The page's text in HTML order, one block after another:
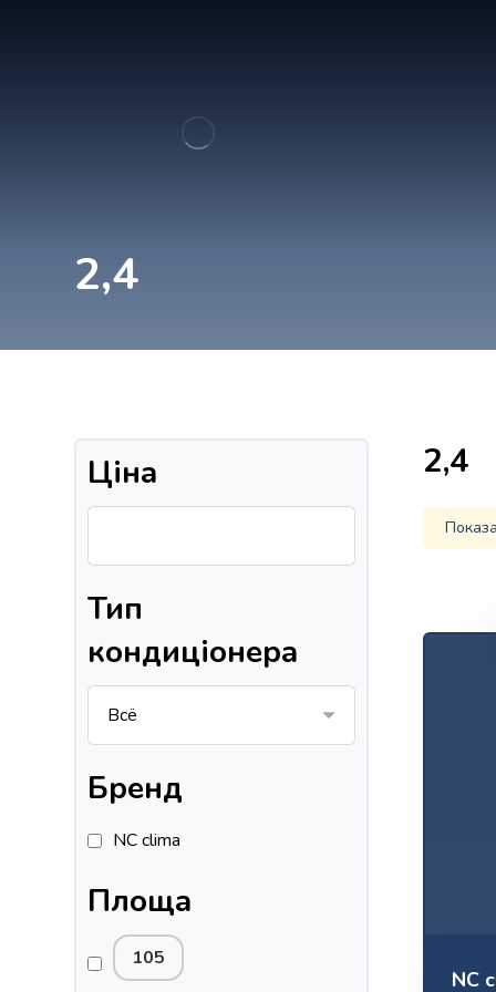
2,4
2,4
NC
Ціна
Тип
кондиціонера
Бренд
NC clima
Площа
105